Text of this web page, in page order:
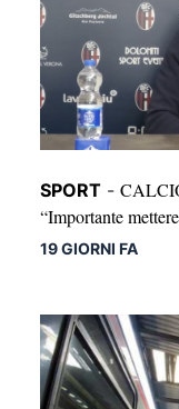
SPORT -
“Importante
19 GIORNI FA